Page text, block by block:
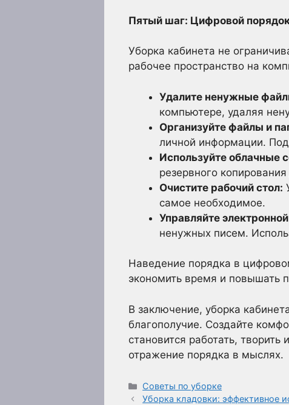
Пятый шаг: Цифровой порядок
Уборка кабинета не
рабочее пространство на
Удалите ненужные
компьютере, удаляя
Организуйте файлы и
личной информации.
Используйте облачные
резервного
Очистите рабочий стол:
самое необходимое.
Управляйте
ненужных писем.
Наведение порядка в
экономить время и повышать
В заключение, уборка
благополучие. Создайте
становится работать,
отражение порядка в мыслях.
Рубрики
Советы по уборке
Уборка кладовки: эффективное